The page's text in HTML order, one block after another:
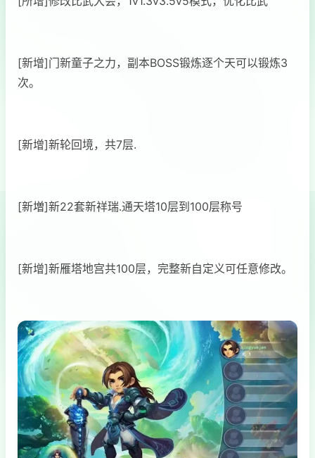
[新增]门新童子之力，副本BOSS锻炼逐个天可以锻炼3
次。
[新增]新轮回境，共7层.
[新増]新22套新祥瑞.通天塔10层到100层称号
[新增]新雁塔地宫共100层，完整新自定义可任意修改。